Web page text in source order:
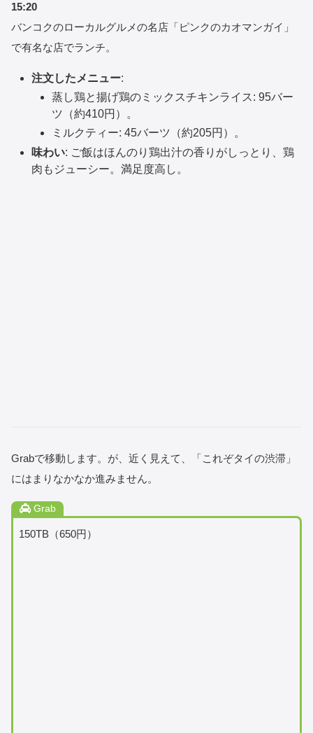
15:20
バンコクのローカルグルメの名店「ピンクのカオマンガイ」
で有名な店でランチ。
注文したメニュー:
蒸し鶏と揚げ鶏のミックスチキンライス: 95バー
ツ（約410円）。
ミルクティー: 45バーツ（約205円）。
味わい: ご飯はほんのり鶏出汁の香りがしっとり、鶏
肉もジューシー。満足度高し。
Grabで移動します。が、近く見えて、「これぞタイの渋滞」
にはまりなかなか進みません。
Grab
150TB（650円）